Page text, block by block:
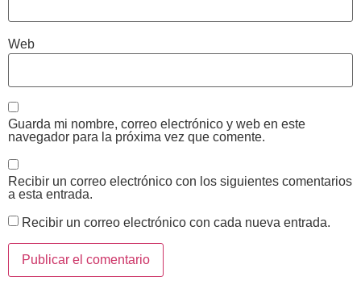
Web
Guarda mi nombre, correo electrónico y web en este
navegador para la próxima vez que comente.
Recibir un correo electrónico con los siguientes comentarios
a esta entrada.
Recibir un correo electrónico con cada nueva entrada.